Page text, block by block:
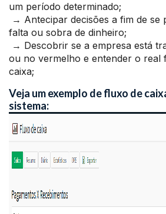
um período determinado;
→ Antecipar decisões a fim de se
falta ou sobra de dinheiro;
→ Descobrir se a empresa está
ou no vermelho e entender o real
caixa;
Veja um exemplo de fluxo de
sistema: